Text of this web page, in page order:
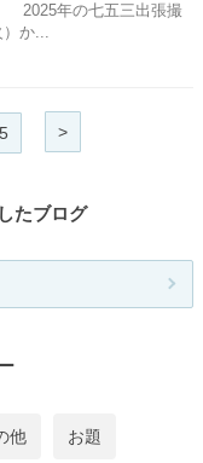
2025年の七五三出張撮
か...
5 >
たブログ
他 お題